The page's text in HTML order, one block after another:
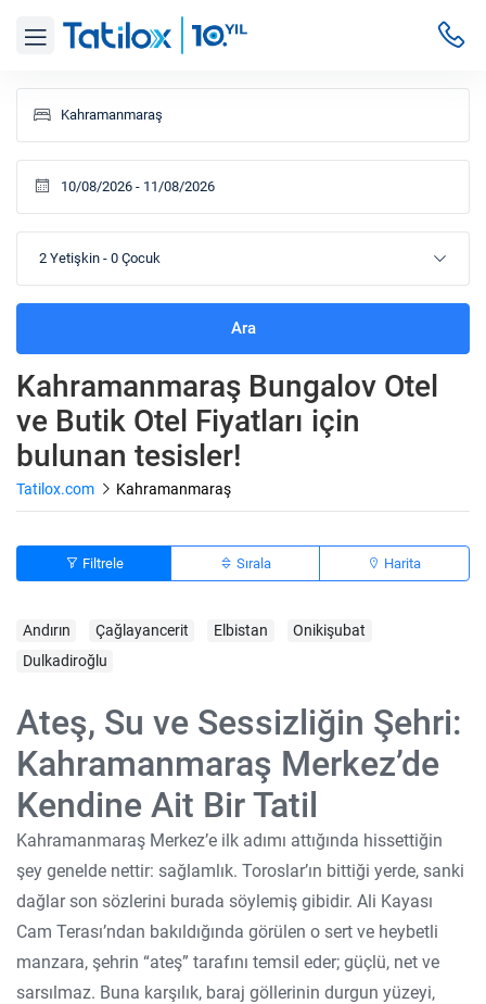
2 Yetişkin - 0 Çocuk
Ara
Kahramanmaraş Bungalov Otel
ve Butik Otel Fiyatları için
bulunan tesisler!
Tatilox.com Kahramanmaraş
Filtrele Sırala Harita
Andırın Çağlayancerit Elbistan
Onikişubat
Dulkadiroğlu
Ateş, Su ve Sessizliğin Şehri:
Kahramanmaraş Merkez’de
Kendine Ait Bir Tatil
Kahramanmaraş Merkez’e ilk adımı attığında hissettiğin
şey genelde nettir: sağlamlık. Toroslar’ın bittiği yerde, sanki
dağlar son sözlerini burada söylemiş gibidir. Ali Kayası
Cam Terası’ndan bakıldığında görülen o sert ve heybetli
manzara, şehrin “ateş” tarafını temsil eder; güçlü, net ve
sarsılmaz. Buna karşılık, baraj göllerinin durgun yüzeyi,